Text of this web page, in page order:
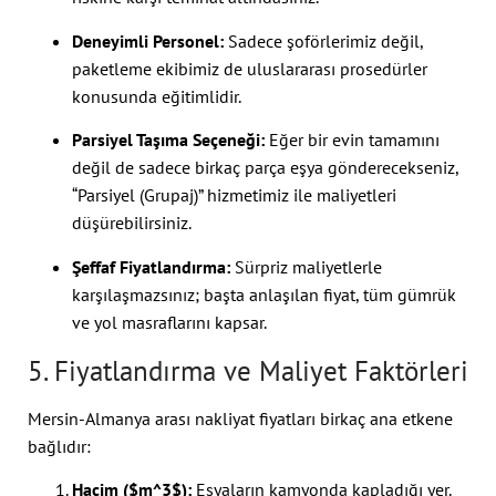
Deneyimli Personel: Sadece şoförlerimiz değil,
paketleme ekibimiz de uluslararası prosedürler
konusunda eğitimlidir.
Parsiyel Taşıma Seçeneği: Eğer bir evin tamamını
değil de sadece birkaç parça eşya gönderecekseniz,
“Parsiyel (Grupaj)” hizmetimiz ile maliyetleri
düşürebilirsiniz.
Şeffaf Fiyatlandırma: Sürpriz maliyetlerle
karşılaşmazsınız; başta anlaşılan fiyat, tüm gümrük
ve yol masraflarını kapsar.
5. Fiyatlandırma ve Maliyet Faktörleri
Mersin-Almanya arası nakliyat fiyatları birkaç ana etkene
bağlıdır:
Hacim ($m^3$): Eşyaların kamyonda kapladığı yer.